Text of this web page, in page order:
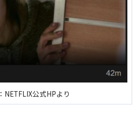
NETFLIX公式HPより